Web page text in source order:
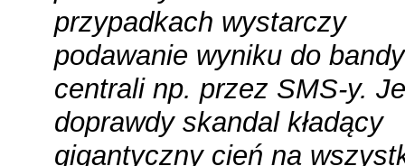
przypadkach wystarczy
podawanie wyniku do
centrali np. przez SMS-y.
doprawdy skandal kładący
gigantyczny cień na